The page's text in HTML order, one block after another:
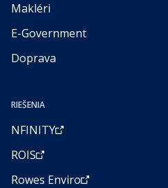
Makléri
E-Government
Doprava
RIEŠENIA
NFINITY
ROIS
Rowes Enviro